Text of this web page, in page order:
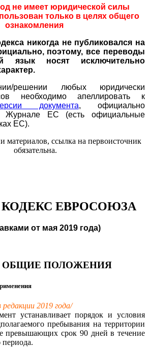
не имеет юридической силы
только в целях общего
ознакомления
никогда не публиковался на
поэтому, все переводы
язык носят исключительно
решении любых юридически
необходимо апеллировать к
документа, официально
Журнале ЕС (есть официальные
ЕС).
материалов, ссылка на первоисточник
обязательна.
ЕВРОСОЮЗА
от мая 2019 года)
ОБЩИЕ ПОЛОЖЕНИЯ
2019 года/
устанавливает порядок и условия
пребывания на территории
превышающих срок 90 дней в течение